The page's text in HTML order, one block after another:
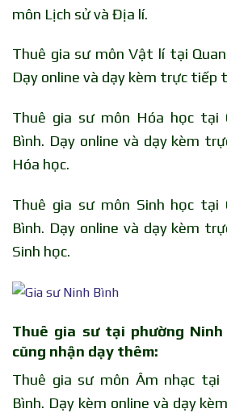
môn Lịch sử và Địa lí.
Thuê gia sư môn Vật lí tại
Dạy online và dạy kèm trực tiếp
Thuê gia sư môn Hóa học tại
Bình. Dạy online và dạy kèm
Hóa học.
Thuê gia sư môn Sinh học tại
Bình. Dạy online và dạy kèm
Sinh học.
Thuê gia sư tại phường Ninh
cũng nhận dạy thêm:
Thuê gia sư môn Âm nhạc tại
Bình. Dạy kèm online và dạy